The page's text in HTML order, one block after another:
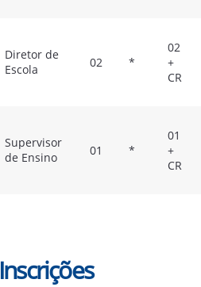
Diretor de
Escola
02 *
02
+
CR
Supervisor
de Ensino
01 *
01
+
CR
Inscrições